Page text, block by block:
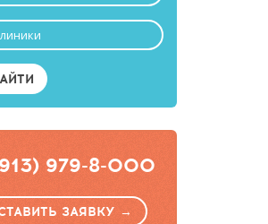
979-8-000
ЗАЯВКУ →